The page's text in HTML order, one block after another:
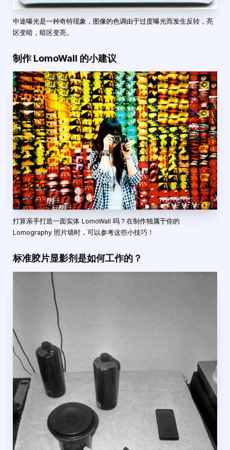
中途曝光是一种奇特现象，图像的色调由于过度曝光而发生反转，亮
区变暗，暗区变亮。
制作 LomoWall 的小建议
打算亲手打造一面实体 LomoWall 吗？在制作独属于你的
Lomography 照片墙时，可以参考这些小技巧！
标准胶片显影剂是如何工作的？